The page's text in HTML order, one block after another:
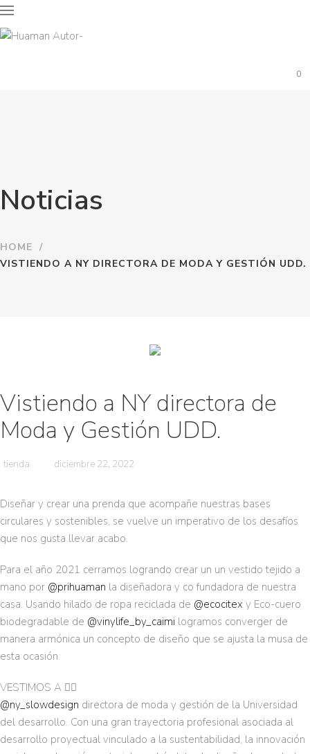
0
Noticias
HOME /
VISTIENDO A NY DIRECTORA DE MODA Y GESTIÓN UDD.
Vistiendo a NY directora de
Moda y Gestión UDD.
tienda diciembre 22, 2022
Diseñar y crear una prenda que acompañe nuestras bases
circulares y sostenibles, se vuelve un imperativo de los desafíos
que nos gusta llevar acabo.
Para el año 2021 cerramos logrando crear un un vestido tejido a
mano por @prihuaman la diseñadora y co fundadora de nuestra
casa. Usando hilado de ropa reciclada de @ecocitex y Eco-cuero
biodegradable de @vinylife_by_caimi logramos converger de
manera armónica un concepto de diseño que se ajusta la musa de
esta ocasión.
VESTIMOS A 👇🏽
@ny_slowdesign directora de moda y gestión de la Universidad
del desarrollo. Con una gran trayectoria profesional asociada al
desarrollo proyectual vinculado a la sustentabilidad, la innovación